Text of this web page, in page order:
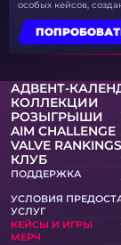
особых кейсов,
АДВЕНТ-
КОЛЛЕКЦИИ
РОЗЫГРЫШИ
AIM CHALLENGE
VALVE RANKINGS
КЛУБ
ПОДДЕРЖКА
УСЛОВИЯ
УСЛУГ
КЕЙСЫ И ИГРЫ
МЕРЧ